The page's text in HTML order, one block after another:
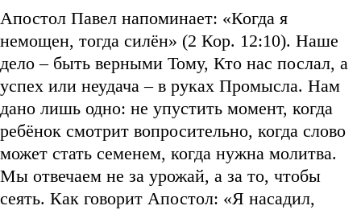
Апостол Павел напоминает: «Когда я
немощен, тогда силён» (2 Кор. 12:10). Наше
дело – быть верными Тому, Кто нас послал, а
успех или неудача – в руках Промысла. Нам
дано лишь одно: не упустить момент, когда
ребёнок смотрит вопросительно, когда слово
может стать семенем, когда нужна молитва.
Мы отвечаем не за урожай, а за то, чтобы
сеять. Как говорит Апостол: «Я насадил,